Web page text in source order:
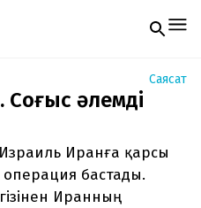
электронды
Жаңа нөмір
Тек email
жібереміз.
Саясат
Соғыс әлемді
Иранға қарсы
операция бастады.
Иранның